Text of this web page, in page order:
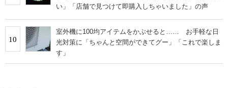
い」「店舗で見つけて即購入しちゃいました」の声
10
室外機に100均アイテムをかぶせると…… お手軽な日
光対策に「ちゃんと空間ができてグー」「これで楽しま
す」